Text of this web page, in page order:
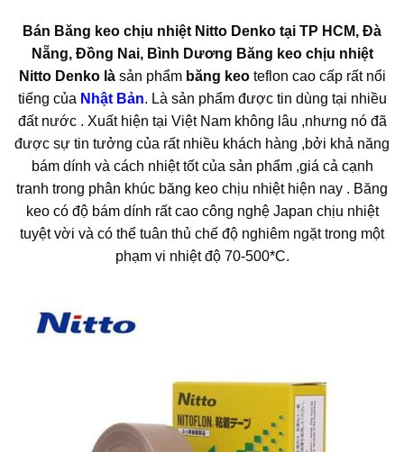
Bán Băng keo chịu nhiệt Nitto Denko tại TP HCM, Đà
Nẵng, Đồng Nai, Bình Dương Băng keo chịu nhiệt
Nitto Denko làsản phẩm băng keoteflon cao cấp rất nổi
tiếng của Nhật Bản. Là sản phẩm được tin dùng tại nhiều
đất nước . Xuất hiện tại Việt Nam không lâu ,nhưng nó đã
được sự tin tưởng của rất nhiều khách hàng ,bởi khả năng
bám dính và cách nhiệt tốt của sản phẩm ,giá cả cạnh
tranh trong phân khúc băng keo chịu nhiệt hiện nay . Băng
keo có độ bám dính rất cao công nghệ Japan chịu nhiệt
tuyệt vời và có thể tuân thủ chế độ nghiêm ngặt trong một
phạm vi nhiệt độ 70-500*C.